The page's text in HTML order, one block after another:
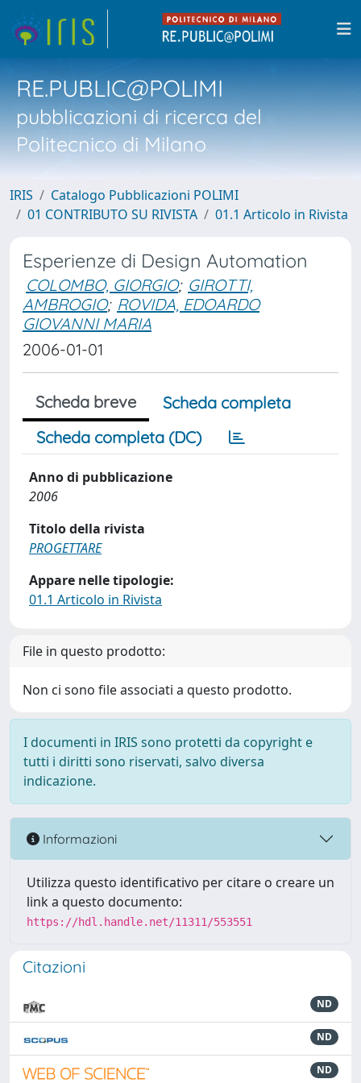
RE.PUBLIC@POLIMI
pubblicazioni di ricerca del
Politecnico di Milano
IRIS
Catalogo Pubblicazioni POLIMI
01 CONTRIBUTO SU RIVISTA
01.1 Articolo in Rivista
Esperienze di Design Automation
COLOMBO, GIORGIO; GIROTTI,
AMBROGIO; ROVIDA, EDOARDO
GIOVANNI MARIA
2006-01-01
Scheda breve
Scheda completa
Scheda completa (DC)
Anno di pubblicazione
2006
Titolo della rivista
PROGETTARE
Appare nelle tipologie:
01.1 Articolo in Rivista
File in questo prodotto:
Non ci sono file associati a questo prodotto.
I documenti in IRIS sono protetti da copyright e
tutti i diritti sono riservati, salvo diversa
indicazione.
Informazioni
Utilizza questo identificativo per citare o creare un
link a questo documento:
https://hdl.handle.net/11311/553551
Citazioni
ND
ND
ND